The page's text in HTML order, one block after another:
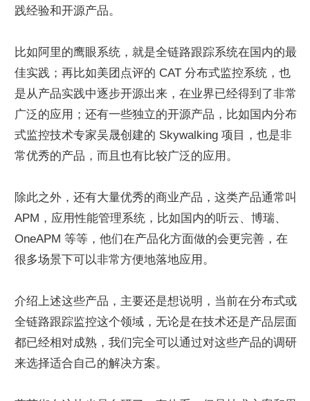
践经验和开源产品。
比如阿里的鹰眼系统，就是全链路跟踪系统在国内的最
佳实践；再比如美团点评的 CAT 分布式监控系统，也
是从产品实践中逐步开源出来，在业界已经得到了非常
广泛的应用；还有一些独立的开源产品，比如国内分布
式监控技术专家吴晟创建的 Skywalking 项目，也是非
常优秀的产品，而且也有比较广泛的应用。
除此之外，还有大量优秀的商业产品，这类产品通常叫
APM，应用性能管理系统，比如国内的听云、博瑞、
OneAPM 等等，他们在产品化方面做的会更完善，在
很多场景下可以非常方便地落地应用。
介绍上述这些产品，主要还是想说明，当前在分布式或
全链路跟踪监控这个领域，无论是在技术还是产品层面
都已经相对成熟，我们完全可以通过对这些产品的调研
来选择适合自己的解决方案。